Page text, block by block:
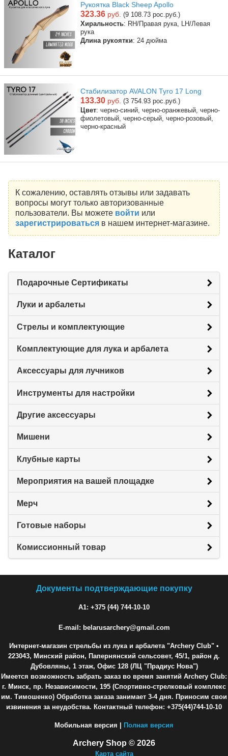
Рукоятка Black Sheep Apollo
323.36 руб. (9 108.73 рос.руб.)
Хиральность: RH/Правая рука, LH/Левая
рука
Длина рукоятки: 24 дюйма
Стабилизатор AVALON Tyro 17 Long
133.30 руб. (3 754.93 рос.руб.)
Цвет: черно-синий, черно-оранжевый, черно-
фиолетовый, черно-серый, черно-розовый,
черно-красный
К сожалению, оставлять отзывы или задавать
вопросы могут только авторизованные
пользователи. Вы можете войти или
зарегистрироватьсяв нашем интернет-магазине.
Каталог
Подарочные Сертификаты
Луки и арбалеты
Стрелы и комплектующие
Комплектующие для лука и арбалета
Аксессуары для лучников
Инструменты для настройки
Другие аксессуары
Мишени
Клубные карты
Мероприятия на вашей площадке
Мерч
Готовые наборы
Комиссионный товар
Документы подтверждающие покупку
A1: +375 (44) 744-10-10
E-mail: belarusarchery@gmail.com
Интернет-магазин стрельбы из лука и арбалета "Archery Club" •
223043, Минский район, Папернянский сельсовет, 45/1, район д.
Дубовляны, 1 этаж, Офис 128 (ЛЦ "Прадиус Нова")
Имеется возможность забрать заказ во время занятий Archery Club:
г. Минск, пр. Независимости, 195 (Спортивно-стрелковый комплекс
им. Тимошенко) Обработка заказа занимает 3-4 дня. Приносим свои
извинения за неудобства. Контактный телефон: +375(44)744-10-10
Мобильная версия | Полная версия
Archery Shop © 2026
Карта сайта